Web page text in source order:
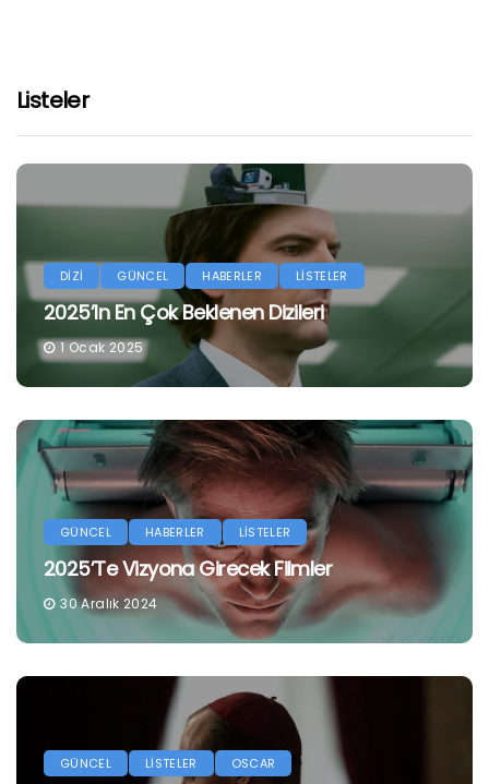
Listeler
DİZİ GÜNCEL HABERLER LİSTELER
2025’in En Çok Beklenen Dizileri
1 Ocak 2025
GÜNCEL HABERLER LİSTELER
2025’te Vizyona Girecek Filmler
30 Aralık 2024
GÜNCEL LİSTELER OSCAR